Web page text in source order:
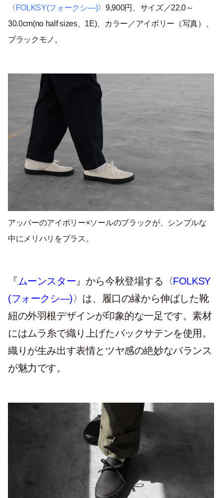
〈 FOLKSY(フォークシ―)〉9,900円、サイズ／22.0～
30.0cm(no half sizes、1E)、カラー／アイボリー（写真）、
ブラックモノ。
アッパーのアイボリー×ソールのブラックが、シンプルな
中にメリハリをプラス。
『 ムーンスター 』から今秋登場する〈FOLKSY
(フォークシ―)〉は、履口の縁から伸ばした靴
紐の外羽根デザインが印象的な一足です。素材
にはムラ糸で織り上げたバックサテンを使用。
織りが生み出す表情とツヤ感の絶妙なバランス
が魅力です。